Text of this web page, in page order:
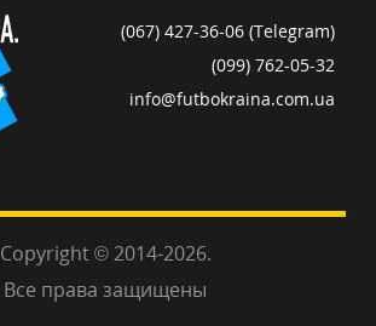
(067) 427-36-06 (Telegram)
(099) 762-05-32
info@futbokraina.com.ua
Copyright © 2014-2026.
Все права защищены